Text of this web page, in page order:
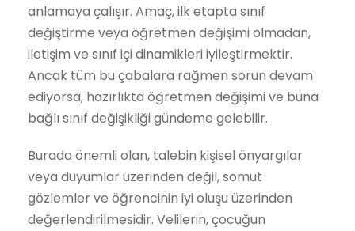
anlamaya çalışır. Amaç, ilk etapta sınıf
değiştirme veya öğretmen değişimi olmadan,
iletişim ve sınıf içi dinamikleri iyileştirmektir.
Ancak tüm bu çabalara rağmen sorun devam
ediyorsa, hazırlıkta öğretmen değişimi ve buna
bağlı sınıf değişikliği gündeme gelebilir.
Burada önemli olan, talebin kişisel önyargılar
veya duyumlar üzerinden değil, somut
gözlemler ve öğrencinin iyi oluşu üzerinden
değerlendirilmesidir. Velilerin, çocuğun